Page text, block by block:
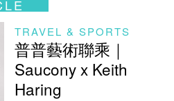
TRAVEL & SPORTS
普普藝術聯乘｜
Saucony x Keith
Haring